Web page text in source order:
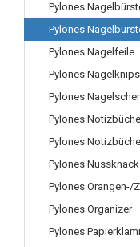
Pylones
Pylones
Pylones Nagelfeile
Pylones
Pylones
Pylones
Pylones
Pylones
Pylones Orangen-/
Pylones Organizer
Pylones